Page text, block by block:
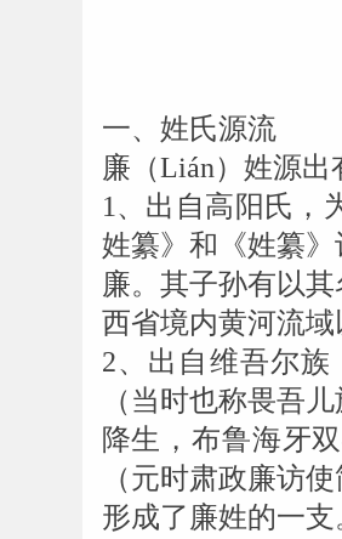
一、姓氏源流
廉（Lián）姓源出
1、出自高阳氏，
姓纂》和《姓纂
廉。其子孙有以
西省境内黄河流域
2、出自维吾尔
（当时也称畏吾
降生，布鲁海牙
（元时肃政廉访
形成了廉姓的一支